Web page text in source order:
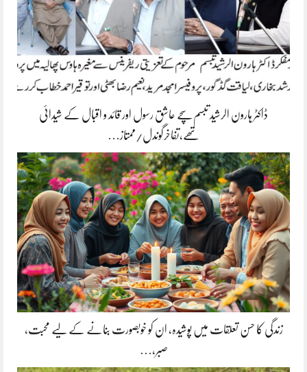
ڈاکٹر ہارون الرشید تبسم سچے عاشق رسول اور قائد و اقبال کے شیدائی
تھے،تفاخرگوندل/ممتاز…
زندگی کا حسن تعلقات میں پوشیدہ, ان کو خوبصورت بنانے کے لیے محبت،
صبر،…